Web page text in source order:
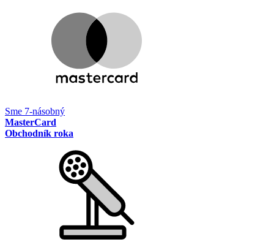
Sme 7-násobný
MasterCard
Obchodník roka